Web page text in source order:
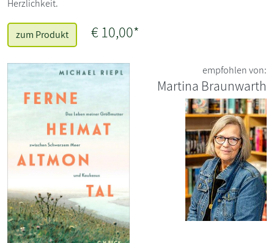
Herzlichkeit.
zum Produkt € 10,00*
empfohlen von:
Martina Braunwarth